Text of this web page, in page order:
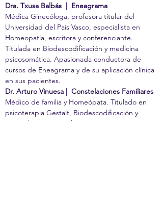
Dra. Txusa Balbás  |  Eneagrama
Médica Ginecóloga, profesora titular del
Universidad del País Vasco, especialista en
Homeopatía, escritora y conferenciante.
Titulada en Biodescodificación y medicina
psicosomática. Apasionada conductora de
cursos de Eneagrama y de su aplicación clínica
en sus pacientes.
Dr. Arturo Vinuesa |  Constelaciones Familiares
Médico de familia y Homeópata. Titulado en
psicoterapia Gestalt, Biodescodificación y
Constelaciones Familiares. Acompaña